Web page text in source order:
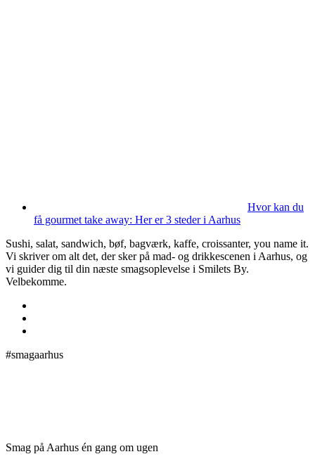
Hvor kan du
få gourmet take away: Her er 3 steder i Aarhus
Sushi, salat, sandwich, bøf, bagværk, kaffe, croissanter, you name it.
Vi skriver om alt det, der sker på mad- og drikkescenen i Aarhus, og
vi guider dig til din næste smagsoplevelse i Smilets By.
Velbekomme.
#smagaarhus
Smag på Aarhus én gang om ugen